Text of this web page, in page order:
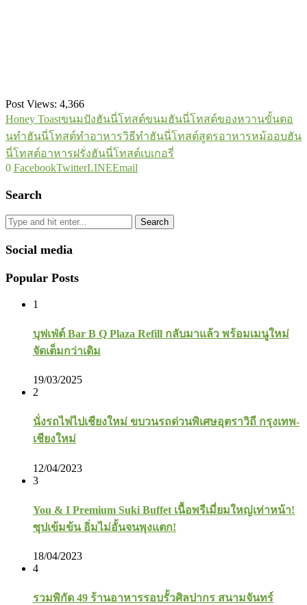
Post Views: 4,366
Honey Toastขนมปังฮันนี่โทสต์ขนมฮันนี่โทสต์ของหวานขั้นตอ
นทำฮันนี่โทสต์ทำอาหารวิธีทำฮันนี่โทสต์สูตรอาหารหม้ออบฮัน
นี่โทสต์อาหารฝรั่งฮันนี่โทสต์เบเกอรี่
0 FacebookTwitterLINEEmail
Search
Search
Social media
Popular Posts
1
บุฟเฟ่ต์ Bar B Q Plaza Refill กลับมาแล้ว พร้อมเมนูใหม่
จัดเต็มกว่าเดิม
19/03/2025
2
นั่งรถไฟไปเชียงใหม่ ขบวนรถด่วนพิเศษอุตราวิถี กรุงเทพ-
เชียงใหม่
12/04/2023
3
You & I Premium Suki Buffet เนื้อพรีเมี่ยมใหญ่เท่าหน้า!
ซุปเข้มข้น อิ่มไม่อั้นจนพุงแตก!
18/04/2023
4
รวมพิกัด 49 ร้านอาหารรอบรั้วศิลปากร สนามจันทร์